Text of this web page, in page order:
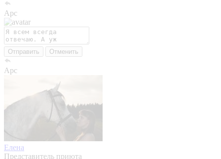
Арс
Отправить Отменить
Арс
Елена
Представитель приюта